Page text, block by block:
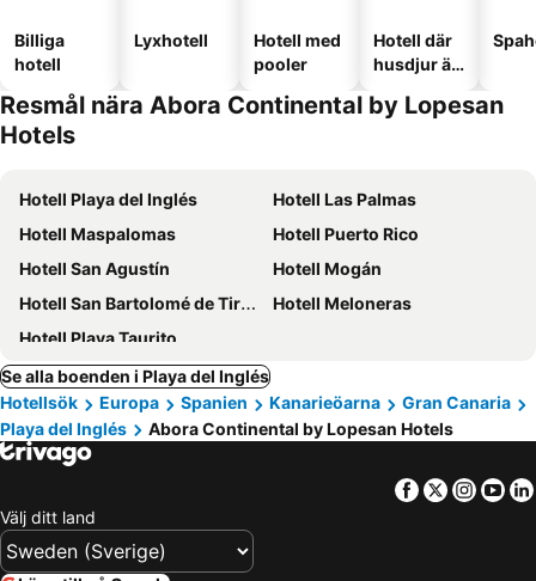
Billiga
hotell
Lyxhotell
Hotell med
pooler
Hotell där
husdjur är
Resmål nära Abora Continental by Lopesan
Hotels
Hotell Playa del Inglés
Hotell Las Palmas
Hotell Maspalomas
Hotell Puerto Rico
Hotell San Agustín
Hotell Mogán
Hotell San Bartolomé de Tirajana
Hotell Meloneras
Hotell Playa Taurito
Se alla boenden i Playa del Inglés
Hotellsök
Europa Spanien Kanarieöarna
Gran Canaria
Playa del Inglés
Abora Continental by Lopesan Hotels
Facebook
Twitter
Välj ditt land